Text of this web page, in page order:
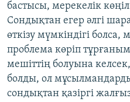
бастысы, мерекелік
Сондықтан егер әлгі
өткізу мүмкіндігі
проблема көріп
мешіттің болуына
болды, ол
сондықтан қазіргі